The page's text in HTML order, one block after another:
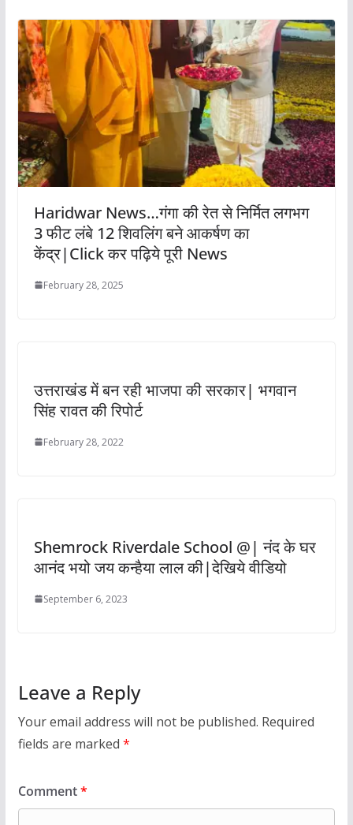
Haridwar News…गंगा की रेत से निर्मित लगभग
3 फीट लंबे 12 शिवलिंग बने आकर्षण का
केंद्र|Click कर पढ़िये पूरी News
February 28, 2025
उत्तराखंड में बन रही भाजपा की सरकार| भगवान
सिंह रावत की रिपोर्ट
February 28, 2022
Shemrock Riverdale School @| नंद के घर
आनंद भयो जय कन्हैया लाल की|देखिये वीडियो
September 6, 2023
Leave a Reply
Your email address will not be published. Required
fields are marked *
Comment*